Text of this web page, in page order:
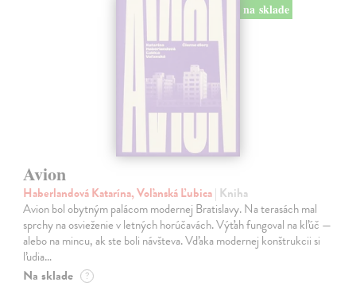
na sklade
Avion
Haberlandová Katarína, Voľanská Ľubica| Kniha
Avion bol obytným palácom modernej Bratislavy. Na terasách mal
sprchy na osvieženie v letných horúčavách. Výťah fungoval na kľúč —
alebo na mincu, ak ste boli návšteva. Vďaka modernej konštrukcii si
ľudia…
Na sklade ?